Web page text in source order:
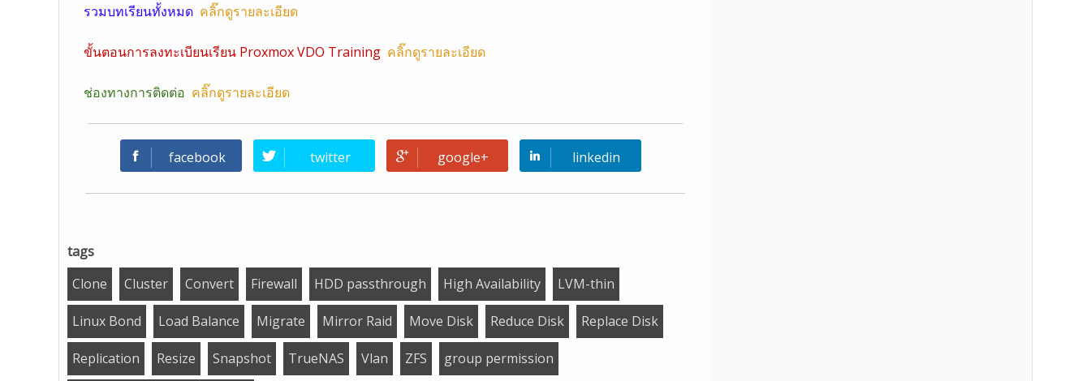
รวมบทเรียนทั้งหมด คลิ๊กดูรายละเอียด
ขั้นตอนการลงทะเบียนเรียน Proxmox VDO Training คลิ๊กดูรายละเอียด
ช่องทางการติดต่อ คลิ๊กดูรายละเอียด
facebook twitter google+ linkedin
tags
Clone
Cluster Convert Firewall HDD passthrough High Availability LVM-thin
Linux Bond Load Balance Migrate Mirror Raid Move Disk Reduce Disk Replace Disk
Replication Resize Snapshot TrueNAS Vlan ZFS group permission